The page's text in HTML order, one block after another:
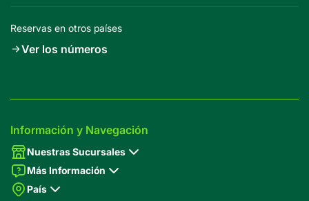
Información y Navegación
Nuestras Sucursales
Más Información
País
Reservas en otros países
Ver los números